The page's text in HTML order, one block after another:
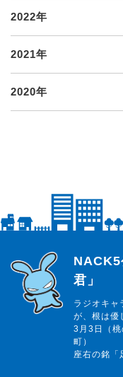
2022年
2021年
2020年
らじっと君
NACK5
君」
ラジオキャ
が、根は優
3月3日（
町）
座右の銘「